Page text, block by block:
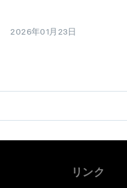
2026年01月23日
リンク